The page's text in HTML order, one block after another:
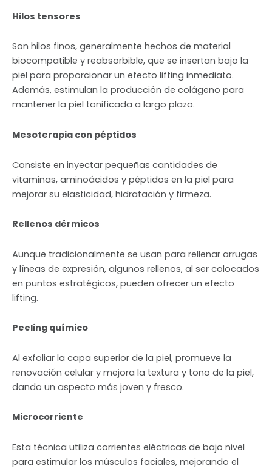
Hilos tensores
Son hilos finos, generalmente hechos de material
biocompatible y reabsorbible, que se insertan bajo la
piel para proporcionar un efecto lifting inmediato.
Además, estimulan la producción de colágeno para
mantener la piel tonificada a largo plazo.
Mesoterapia con péptidos
Consiste en inyectar pequeñas cantidades de
vitaminas, aminoácidos y péptidos en la piel para
mejorar su elasticidad, hidratación y firmeza.
Rellenos dérmicos
Aunque tradicionalmente se usan para rellenar arrugas
y líneas de expresión, algunos rellenos, al ser colocados
en puntos estratégicos, pueden ofrecer un efecto
lifting.
Peeling químico
Al exfoliar la capa superior de la piel, promueve la
renovación celular y mejora la textura y tono de la piel,
dando un aspecto más joven y fresco.
Microcorriente
Esta técnica utiliza corrientes eléctricas de bajo nivel
para estimular los músculos faciales, mejorando el